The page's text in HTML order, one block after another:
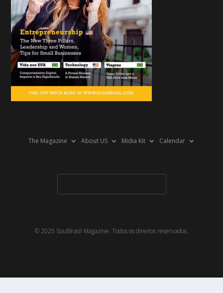
The Magazine About US Midia Kit Calendar
© 2025 SoulBrasil Magazine. Todos os direitos reservados.